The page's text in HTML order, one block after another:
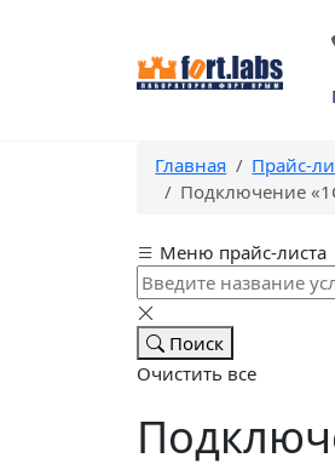
Главная Прайс-
Подключение
Меню прайс-листа
Поиск
Очистить все